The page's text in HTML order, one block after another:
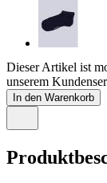
Dieser Artikel ist
unserem
In den Warenkorb